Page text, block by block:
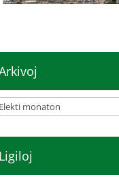
Ligiloj